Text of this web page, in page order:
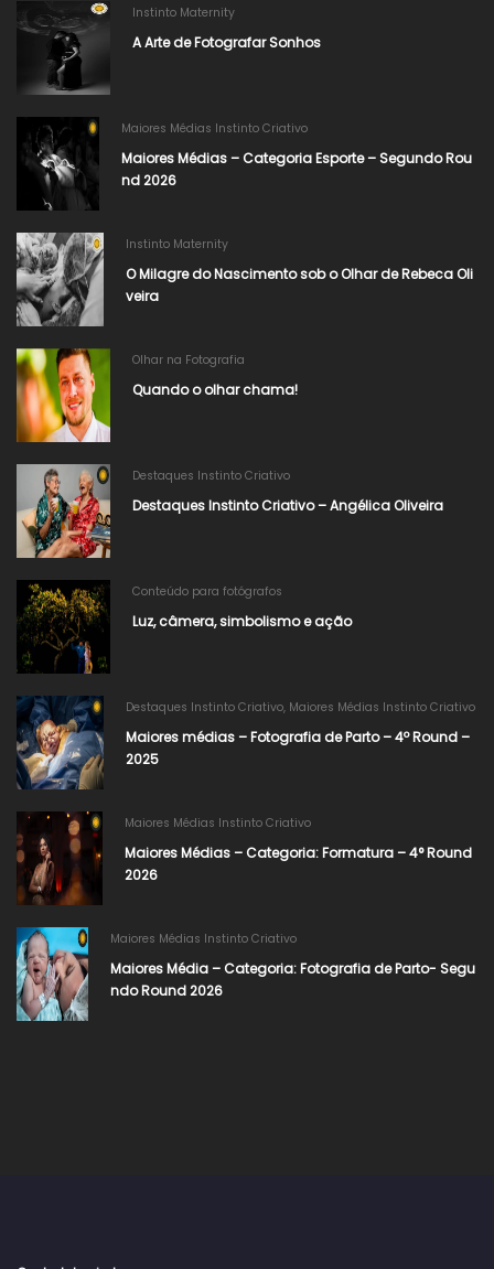
Instinto Maternity
A Arte de Fotografar Sonhos
Maiores Médias Instinto Criativo
Maiores Médias – Categoria Esporte – Segundo Rou
nd 2026
Instinto Maternity
O Milagre do Nascimento sob o Olhar de Rebeca Oli
veira
Olhar na Fotografia
Quando o olhar chama!
Destaques Instinto Criativo
Destaques Instinto Criativo – Angélica Oliveira
Conteúdo para fotógrafos
Luz, câmera, simbolismo e ação
Destaques Instinto Criativo, Maiores Médias Instinto Criativo
Maiores médias – Fotografia de Parto – 4º Round –
2025
Maiores Médias Instinto Criativo
Maiores Médias – Categoria: Formatura – 4° Round
2026​
Maiores Médias Instinto Criativo
Maiores Média – Categoria: Fotografia de Parto- Segu
ndo Round 2026​